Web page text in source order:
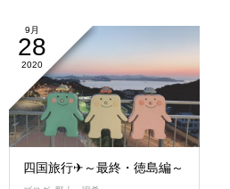
9月
28
2020
四国旅行✈～最終・徳島編～